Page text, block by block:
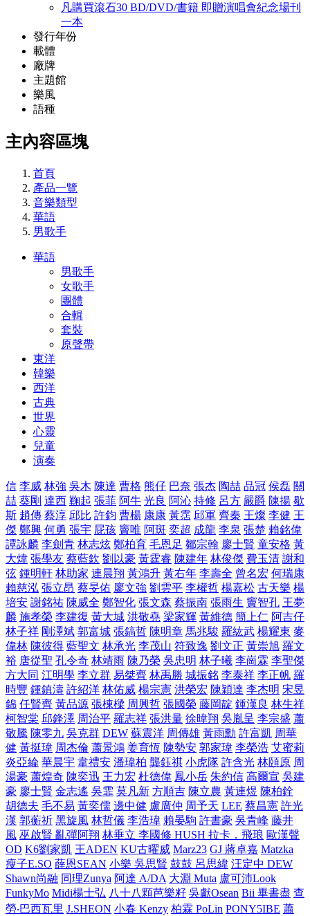
凡購買滾石30 BD/DVD/書籍 即贈演唱會紀念場刊
一本
發行年份
載體
廠牌
主題館
樂風
語種
主內容區塊
首頁
產品一覽
音樂類型
華語
男歌手
華語
男歌手
女歌手
團體
合輯
套裝
原聲帶
東洋
韓樂
西洋
古典
世界
心靈
兒童
演奏
信 李威 林強 吳木 陳達 曹格 熊仔 巴奈 張杰 陶喆 品冠 侯磊 關
喆 葵剛 達西 鞠起 張菲 阿牛 光良 阿沁 持修 呂方 嚴爵 陳揚 歇
斯 趙傳 蔡淳 邱比 許鈞 曹楊 康康 黃霑 邱軍 齊秦 王燦 李健 王
傑 鄭興 何勇 張宇 屁孩 竇唯 阿斑 奕超 成龍 李泉 張楚 賴銘偉
譚詠麟 李劍青 林志炫 鄭柏育 毛恩足 鄒宗翰 廖士賢 童安格 黃
大煒 張學友 蔡藍欽 劉以豪 黃霆睿 陳建年 林俊傑 費玉清 謝和
弦 鍾明軒 林助家 連晨翔 黃鴻升 黃右年 李壽全 曾名宏 何瑞康
賴慈泓 張立昂 蔡旻佑 廖文強 劉雲平 李權哲 楊嘉松 古天樂 楊
培安 謝銘祐 陳威全 鄭智化 張文森 蔡振南 張雨生 竇智孔 王夢
麟 施孝榮 李建復 黃大城 洪敬堯 梁家輝 黃維德 簡上仁 阿吉仔
林子祥 剛澤斌 郭富城 張鎬哲 陳明章 馬兆駿 羅紘武 楊耀東 麥
偉林 陳彼得 藍聖文 林承光 李茂山 符致逸 劉文正 黃崇旭 羅文
裕 唐從聖 孔令奇 林靖雨 陳乃榮 吳忠明 林子曦 李崗霖 李聖傑
方大同 江明學 李立群 易桀齊 林禹勝 城振銘 李泰祥 李正帆 羅
時豐 鍾鎮濤 許紹洋 林佑威 楊宗憲 洪榮宏 陳穎達 李杰明 宋昱
錦 任賢齊 黃品源 張棟樑 周興哲 張國榮 藤岡靛 鍾漢良 林生祥
柯智棠 邱鋒澤 周治平 羅志祥 張洪量 徐暐翔 吳胤呈 李宗盛 蕭
敬騰 陳零九 吳克群 DEW 蘇震洋 周傳雄 黃雨勳 許富凱 周華
健 黃挺瑋 周杰倫 蕭景鴻 姜育恆 陳勢安 郭家瑋 李榮浩 艾蜜莉
炎亞綸 華晨宇 韋禮安 潘瑋柏 龔鈺祺 小虎隊 許含光 林頤原 周
湯豪 蕭煌奇 陳奕迅 王力宏 杜德偉 鳳小岳 朱約信 高爾宣 吳建
豪 廖士賢 金志遙 吳霏 莫凡新 方順吉 陳立農 黃連煜 陳柏銓
胡德夫 毛不易 黃奕儒 邊中健 盧廣仲 周予天 LEE 蔡昌憲 許光
漢 郭蘅祈 黑旋風 林哲儀 李浩瑋 賴晏駒 許書豪 吳青峰 藤井
風 巫啟賢 亂彈阿翔 林垂立 李國修 HUSH 拉卡．飛琅 歐漢聲
OD K6劉家凱 王ADEN KU古曜威 Marz23 GJ 蔣卓嘉 Matzka
瘦子E.SO 薛恩SEAN 小樂 吳思賢 鼓鼓 呂思緯 汪定中 DEW
Shawn尚融 同理Zunya 阿達 A/DA 大淵 Muta 盧可沛Look
FunkyMo Midi楊士弘 八十八顆芭樂籽 吳獻Osean Bii 畢書盡 查
勞‧巴西瓦里 J.SHEON 小春 Kenzy 柏霖 PoLin PONY5IBE 蕭